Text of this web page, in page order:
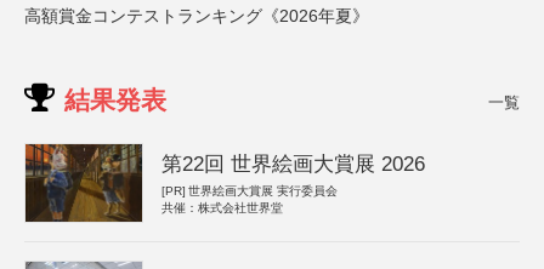
高額賞金コンテストランキング《2026年夏》
結果発表 一覧
第22回 世界絵画大賞展 2026
[PR] 世界絵画大賞展 実行委員会
共催：株式会社世界堂